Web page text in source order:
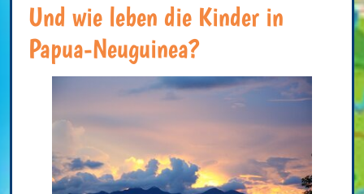
Und wie leben die Kinder in
Papua-Neuguinea?